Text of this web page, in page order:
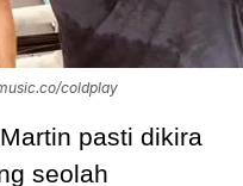
coldplay
pasti dikira
seolah